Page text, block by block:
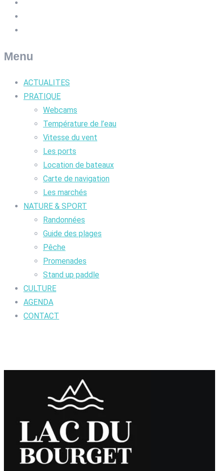
Menu
ACTUALITES
PRATIQUE
Webcams
Température de l’eau
Vitesse du vent
Les ports
Location de bateaux
Carte de navigation
Les marchés
NATURE & SPORT
Randonnées
Guide des plages
Pêche
Promenades
Stand up paddle
CULTURE
AGENDA
CONTACT